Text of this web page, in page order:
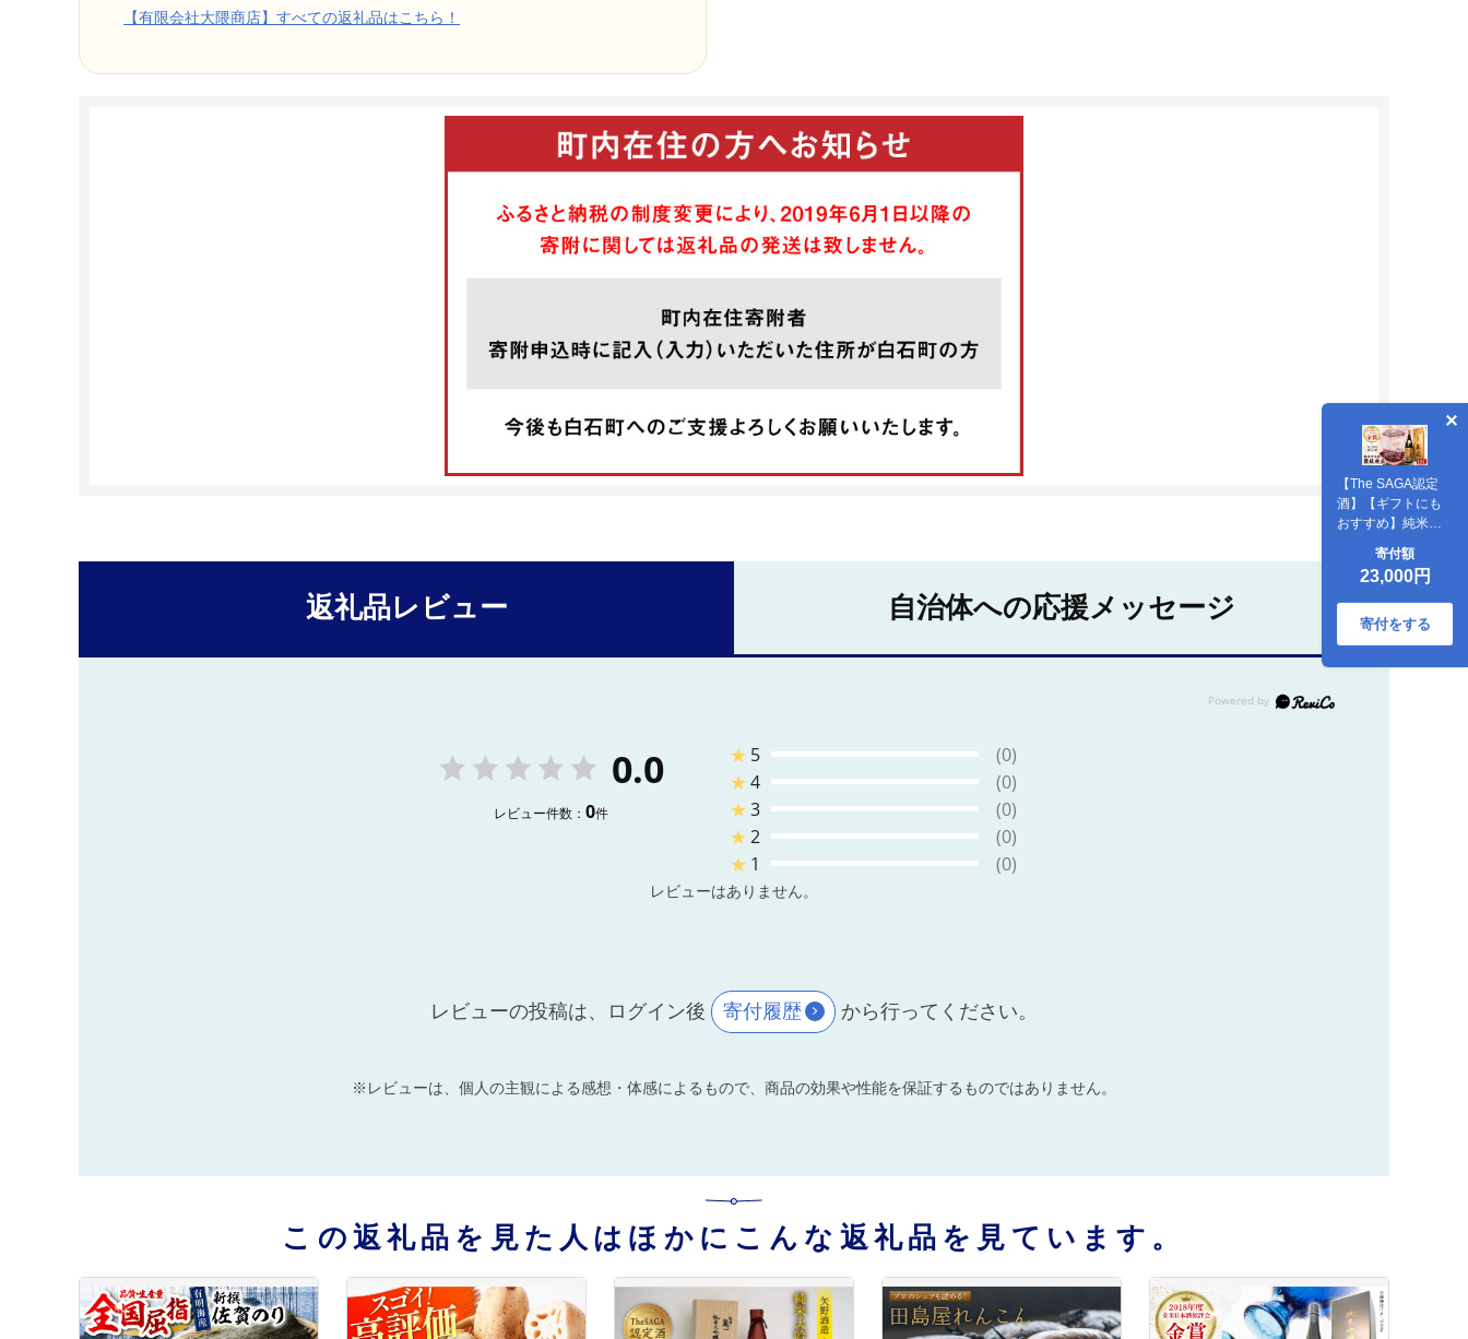
【有限会社大隈商店】すべての返礼品はこちら！
【The SAGA認定
酒】【ギフトにも
おすすめ】純米大
（1.8L×1本）【有
限会社大隈商店】
日本酒 [ICX004]
寄付額
23,000円
寄付をする
返礼品レビュー 自治体への応援メッセージ
0.0
レビュー件数： 0件
★ 5
(0)
★4
(0)
★3
(0)
★2
(0)
★ 1 (0)
レビューはありません。
レビューの投稿は、ログイン後 寄付履歴 から行ってください。
※レビューは、個人の主観による感想・体感によるもので、商品の効果や性能を保証するものではありません。
この返礼品を見た人はほかにこんな返礼品を見ています。